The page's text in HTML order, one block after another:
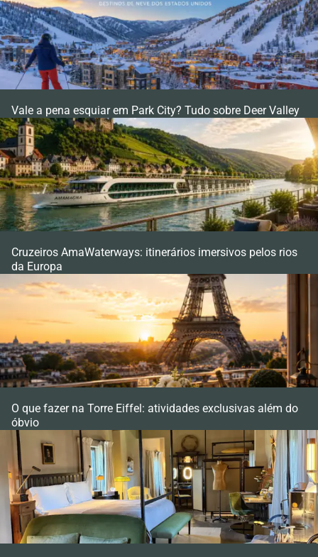
Vale a pena esquiar em Park City? Tudo sobre Deer Valley
Cruzeiros AmaWaterways: itinerários imersivos pelos rios
da Europa
O que fazer na Torre Eiffel: atividades exclusivas além do
óbvio